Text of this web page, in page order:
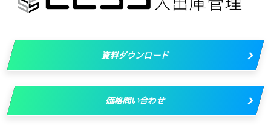
資料ダウンロード
価格問い合わせ